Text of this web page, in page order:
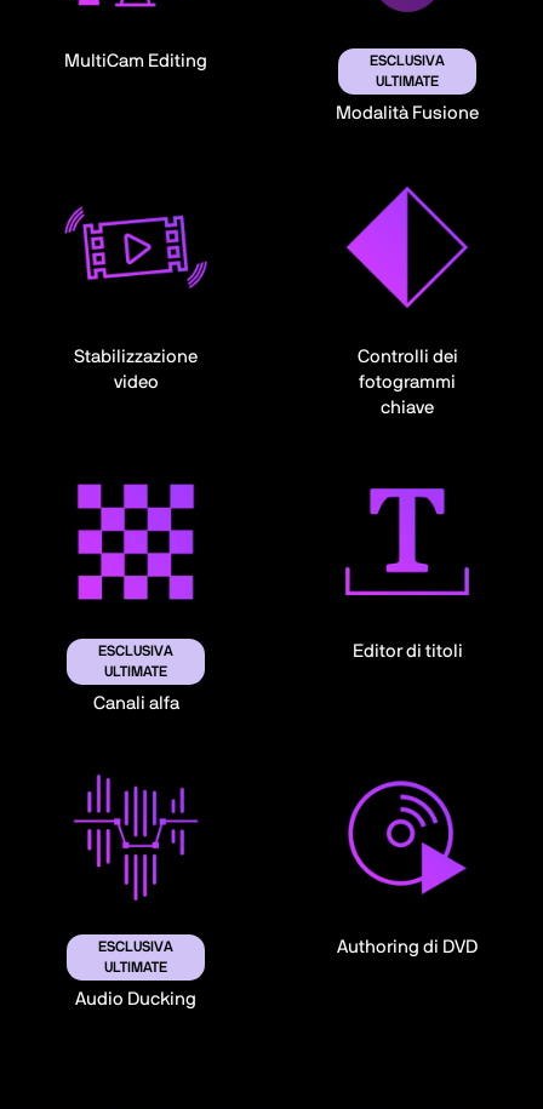
MultiCam Editing
ESCLUSIVA
ULTIMATE
Modalità Fusione
Stabilizzazione
video
Controlli dei
fotogrammi
chiave
ESCLUSIVA
ULTIMATE
Canali alfa
Editor di titoli
ESCLUSIVA
ULTIMATE
Audio Ducking
Authoring di DVD